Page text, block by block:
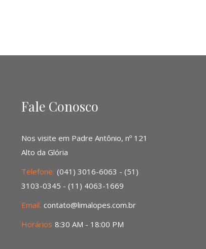
Fale Conosco
Nos visite em Padre Antônio, nº 121
Alto da Glória
Telefone: (041) 3016-6063 - (51)
3103-0345 - (11) 4063-1669
Email: contato@limalopes.com.br
Horários 8:30 AM - 18:00 PM